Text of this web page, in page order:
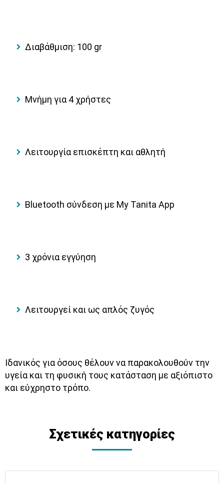
Διαβάθμιση: 100 gr
Μνήμη για 4 χρήστες
Λειτουργία επισκέπτη και αθλητή
Bluetooth σύνδεση με My Tanita App
3 χρόνια εγγύηση
Λειτουργεί και ως απλός ζυγός
Ιδανικός για όσους θέλουν να παρακολουθούν την
υγεία και τη φυσική τους κατάσταση με αξιόπιστο
και εύχρηστο τρόπο.
Σχετικές κατηγορίες